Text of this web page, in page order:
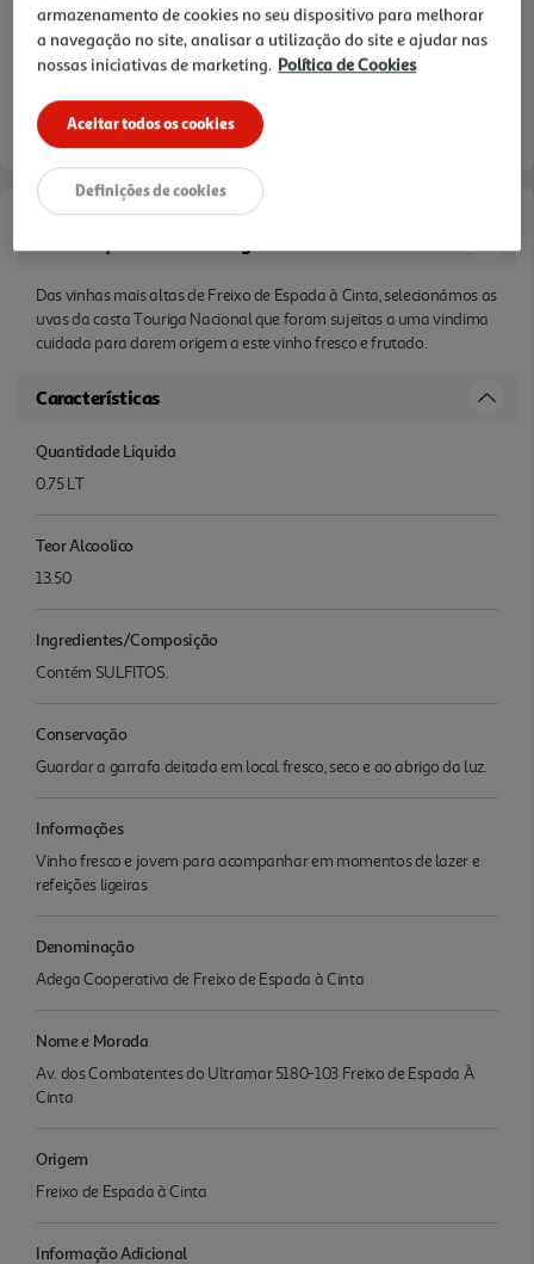
Das vinhas mais altas de Freixo de Espada à Cinta, selecionámos as
uvas da casta Touriga Nacional que foram sujeitas a uma vindima
cuidada para darem origem a este vinho fresco e frutado.
Características
Quantidade Liquida
0.75 LT
Teor Alcoolico
13.50
Ingredientes/Composição
Contém SULFITOS.
Conservação
Guardar a garrafa deitada em local fresco, seco e ao abrigo da luz.
Informações
Vinho fresco e jovem para acompanhar em momentos de lazer e
refeições ligeiras
Denominação
Adega Cooperativa de Freixo de Espada à Cinta
Nome e Morada
Av. dos Combatentes do Ultramar 5180-103 Freixo de Espada À
Cinta
Origem
Freixo de Espada à Cinta
Informação Adicional
armazenamento de cookies no seu dispositivo para melhorar
a navegação no site, analisar a utilização do site e ajudar nas
nossas iniciativas de marketing. Política de Cookies
Aceitar todos os cookies
Definições de cookies